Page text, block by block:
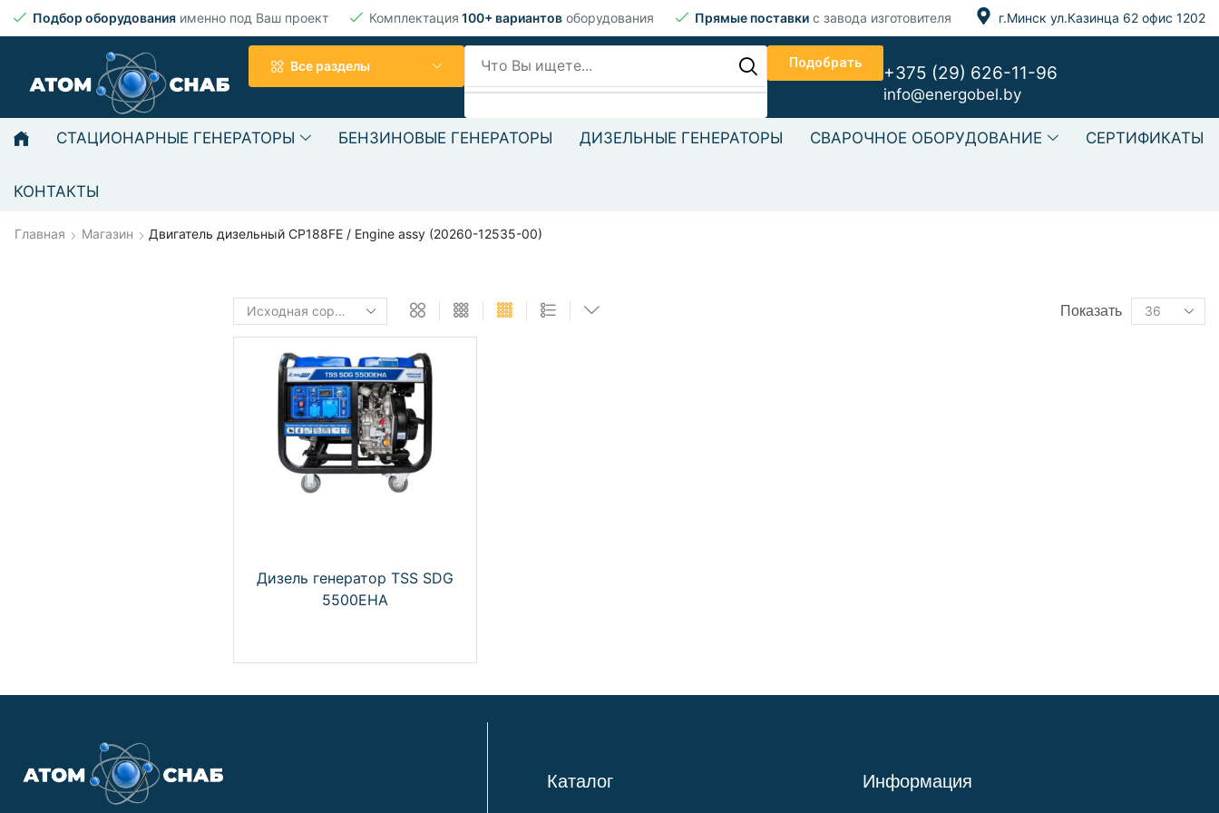
Подбор оборудования именно под Ваш проект Комплектация 100+ вариантов оборудования Прямые поставки с завода изготовителя г.Минск ул.Казинца 62 офис 1202
Все разделы Подобрать +375 (29) 626-11-96
info@energobel.by
СТАЦИОНАРНЫЕ ГЕНЕРАТОРЫ БЕНЗИНОВЫЕ ГЕНЕРАТОРЫ ДИЗЕЛЬНЫЕ ГЕНЕРАТОРЫ СВАРОЧНОЕ ОБОРУДОВАНИЕ СЕРТИФИКАТЫ
КОНТАКТЫ
Главная Магазин Двигатель дизельный CP188FE / Engine assy (20260-12535-00)
Показать
Дизель генератор TSS SDG
5500EHA
Каталог Информация